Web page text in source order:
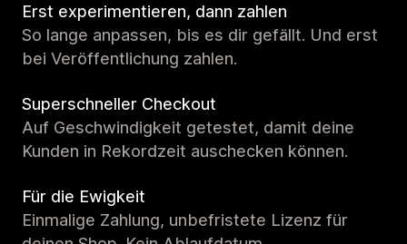
Erst experimentieren, dann zahlen
So lange anpassen, bis es dir gefällt. Und erst
bei Veröffentlichung zahlen.
Superschneller Checkout
Auf Geschwindigkeit getestet, damit deine
Kunden in Rekordzeit auschecken können.
Für die Ewigkeit
Einmalige Zahlung, unbefristete Lizenz für